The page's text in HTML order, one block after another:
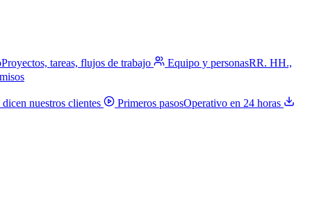
Proyectos, tareas, flujos de trabajo Equipo y personasRR. HH.,
nuestros clientes Primeros pasosOperativo en 24 horas